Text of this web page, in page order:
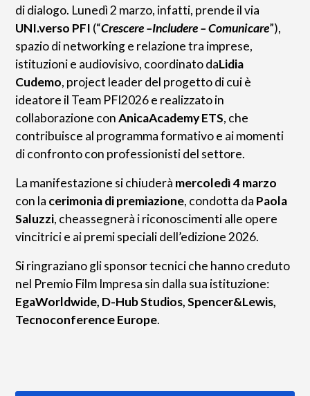
di dialogo. Lunedì 2 marzo, infatti, prende il via
UNI.verso PFI (“Crescere –Includere – Comunicare”),
spazio di networking e relazione tra imprese,
istituzioni e audiovisivo, coordinato daLidia
Cudemo, project leader del progetto di cui è
ideatore il Team PFI2026 e realizzato in
collaborazione conAnicaAcademy ETS, che
contribuisce al programma formativo e ai momenti
di confronto con professionisti del settore.
La manifestazione si chiuderà mercoledì 4 marzo
con la cerimonia di premiazione, condotta da Paola
Saluzzi, cheassegnerà i riconoscimenti alle opere
vincitrici e ai premi speciali dell’edizione 2026.
Si ringraziano gli sponsor tecnici che hanno creduto
nel Premio Film Impresa sin dalla sua istituzione:
EgaWorldwide, D-Hub Studios, Spencer&Lewis,
Tecnoconference Europe.